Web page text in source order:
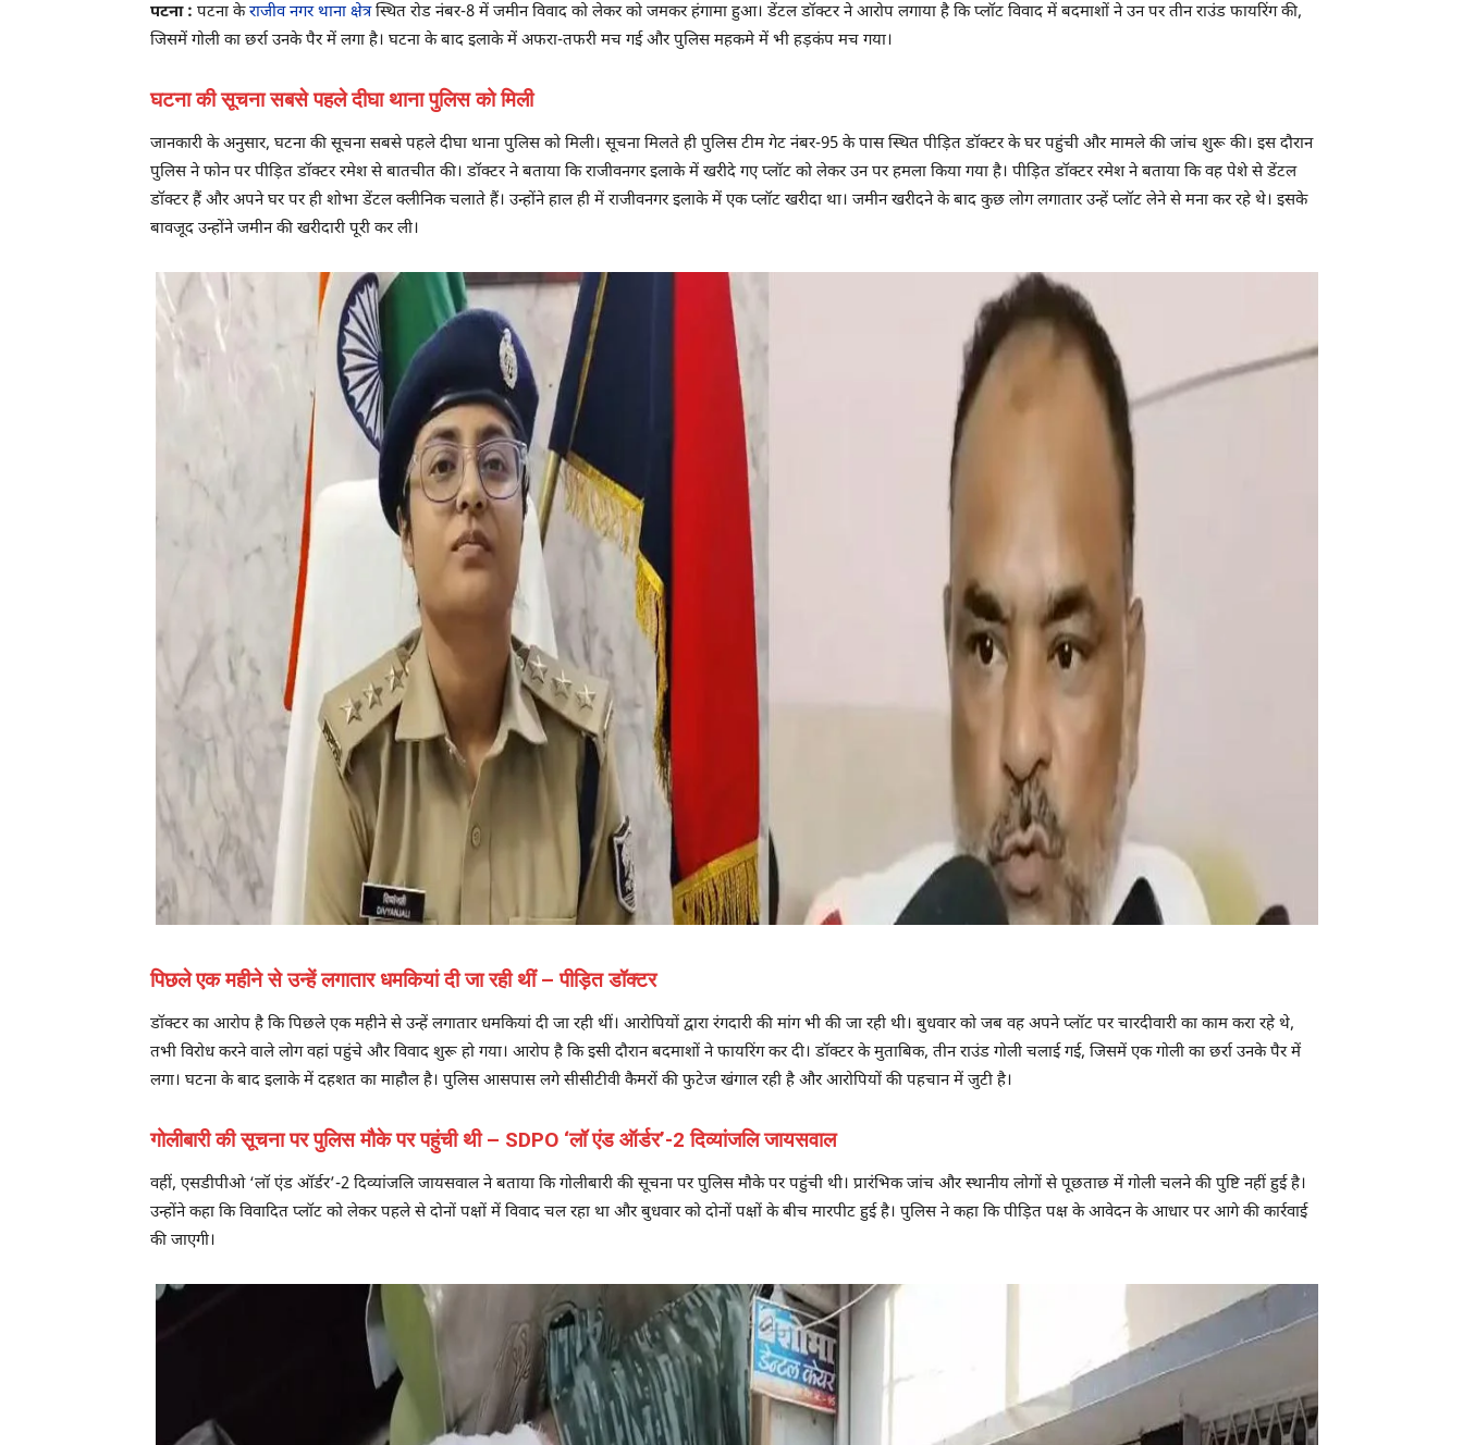
पटना : पटना केराजीव नगर थाना क्षेत्रस्थित रोड नंबर-8 में जमीन विवाद को लेकर को जमकर हंगामा हुआ। डेंटल डॉक्टर ने आरोप लगाया है कि प्लॉट विवाद में बदमाशों ने उन पर तीन राउंड फायरिंग की,
जिसमें गोली का छर्रा उनके पैर में लगा है। घटना के बाद इलाके में अफरा-तफरी मच गई और पुलिस महकमे में भी हड़कंप मच गया।
घटना की सूचना सबसे पहले दीघा थाना पुलिस को मिली
जानकारी के अनुसार, घटना की सूचना सबसे पहले दीघा थाना पुलिस को मिली। सूचना मिलते ही पुलिस टीम गेट नंबर-95 के पास स्थित पीड़ित डॉक्टर के घर पहुंची और मामले की जांच शुरू की। इस दौरान
पुलिस ने फोन पर पीड़ित डॉक्टर रमेश से बातचीत की। डॉक्टर ने बताया कि राजीवनगर इलाके में खरीदे गए प्लॉट को लेकर उन पर हमला किया गया है। पीड़ित डॉक्टर रमेश ने बताया कि वह पेशे से डेंटल
डॉक्टर हैं और अपने घर पर ही शोभा डेंटल क्लीनिक चलाते हैं। उन्होंने हाल ही में राजीवनगर इलाके में एक प्लॉट खरीदा था। जमीन खरीदने के बाद कुछ लोग लगातार उन्हें प्लॉट लेने से मना कर रहे थे। इसके
बावजूद उन्होंने जमीन की खरीदारी पूरी कर ली।
पिछले एक महीने से उन्हें लगातार धमकियां दी जा रही थीं – पीड़ित डॉक्टर
डॉक्टर का आरोप है कि पिछले एक महीने से उन्हें लगातार धमकियां दी जा रही थीं। आरोपियों द्वारा रंगदारी की मांग भी की जा रही थी। बुधवार को जब वह अपने प्लॉट पर चारदीवारी का काम करा रहे थे,
तभी विरोध करने वाले लोग वहां पहुंचे और विवाद शुरू हो गया। आरोप है कि इसी दौरान बदमाशों ने फायरिंग कर दी। डॉक्टर के मुताबिक, तीन राउंड गोली चलाई गई, जिसमें एक गोली का छर्रा उनके पैर में
लगा। घटना के बाद इलाके में दहशत का माहौल है। पुलिस आसपास लगे सीसीटीवी कैमरों की फुटेज खंगाल रही है और आरोपियों की पहचान में जुटी है।
गोलीबारी की सूचना पर पुलिस मौके पर पहुंची थी – SDPO ‘लॉ एंड ऑर्डर’-2 दिव्यांजलि जायसवाल
वहीं, एसडीपीओ ‘लॉ एंड ऑर्डर’-2 दिव्यांजलि जायसवाल ने बताया कि गोलीबारी की सूचना पर पुलिस मौके पर पहुंची थी। प्रारंभिक जांच और स्थानीय लोगों से पूछताछ में गोली चलने की पुष्टि नहीं हुई है।
उन्होंने कहा कि विवादित प्लॉट को लेकर पहले से दोनों पक्षों में विवाद चल रहा था और बुधवार को दोनों पक्षों के बीच मारपीट हुई है। पुलिस ने कहा कि पीड़ित पक्ष के आवेदन के आधार पर आगे की कार्रवाई
की जाएगी।